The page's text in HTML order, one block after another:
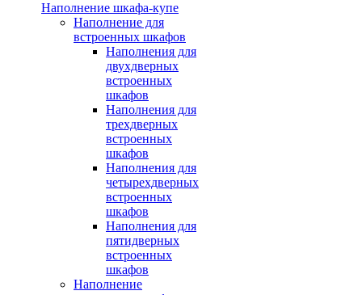
Наполнение шкафа-купе
Наполнение для
встроенных шкафов
Наполнения для
двухдверных
встроенных
шкафов
Наполнения для
трехдверных
встроенных
шкафов
Наполнения для
четырехдверных
встроенных
шкафов
Наполнения для
пятидверных
встроенных
шкафов
Наполнение